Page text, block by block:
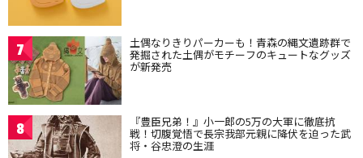
7 土偶なりきりパーカーも！青森の縄文遺跡群で
発掘された土偶がモチーフのキュートなグッズ
が新発売
8 『豊臣兄弟！』小一郎の5万の大軍に徹底抗
戦！切腹覚悟で長宗我部元親に降伏を迫った武
将・谷忠澄の生涯